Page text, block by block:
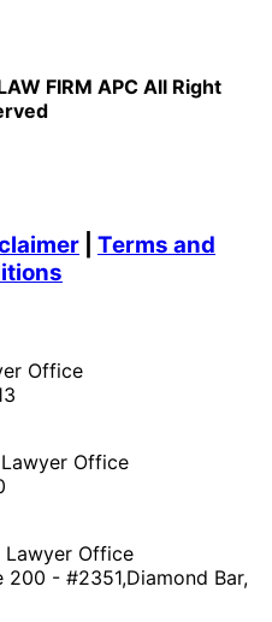
FIRM APC All Right
Terms and
Office
Office
Lawyer Office
200 - #2351,Diamond Bar,